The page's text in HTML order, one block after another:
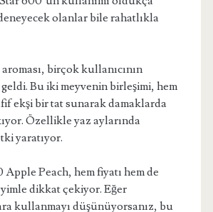
olanlar bile rahatlıkla
birçok kullanıcının
Bu iki meyvenin birleşimi, hem
ekşi bir tat sunarak damaklarda
Özellikle yaz aylarında
yaratıyor.
Peach, hem fiyatı hem de
dikkat çekiyor. Eğer
kullanmayı düşünüyorsanız, bu